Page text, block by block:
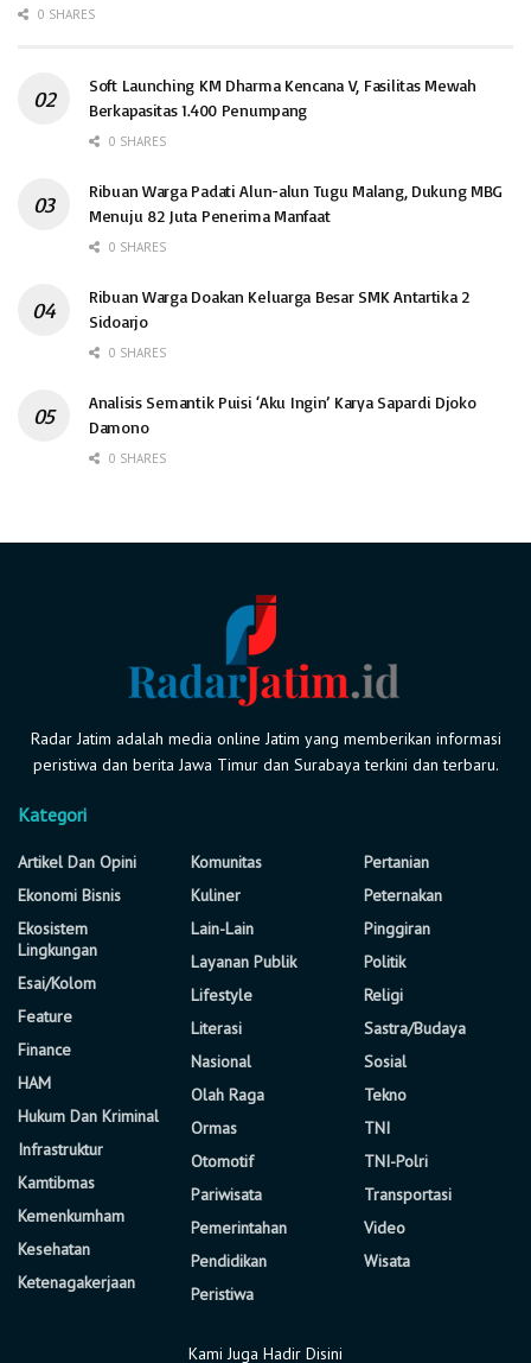
0 SHARES
Soft Launching KM Dharma Kencana V, Fasilitas Mewah
Berkapasitas 1.400 Penumpang
0 SHARES
Ribuan Warga Padati Alun-alun Tugu Malang, Dukung MBG
Menuju 82 Juta Penerima Manfaat
0 SHARES
Ribuan Warga Doakan Keluarga Besar SMK Antartika 2
Sidoarjo
0 SHARES
Analisis Semantik Puisi ‘Aku Ingin’ Karya Sapardi Djoko
Damono
0 SHARES
Radar Jatim adalah media online Jatim yang memberikan informasi
peristiwa dan berita Jawa Timur dan Surabaya terkini dan terbaru.
Kategori
Artikel Dan Opini
Ekonomi Bisnis
Ekosistem
Lingkungan
Esai/Kolom
Feature
Finance
HAM
Hukum Dan Kriminal
Infrastruktur
Kamtibmas
Kemenkumham
Kesehatan
Ketenagakerjaan
Komunitas
Kuliner
Lain-Lain
Layanan Publik
Lifestyle
Literasi
Nasional
Olah Raga
Ormas
Otomotif
Pariwisata
Pemerintahan
Pendidikan
Peristiwa
Pertanian
Peternakan
Pinggiran
Politik
Religi
Sastra/Budaya
Sosial
Tekno
TNI
TNI-Polri
Transportasi
Video
Wisata
Kami Juga Hadir Disini